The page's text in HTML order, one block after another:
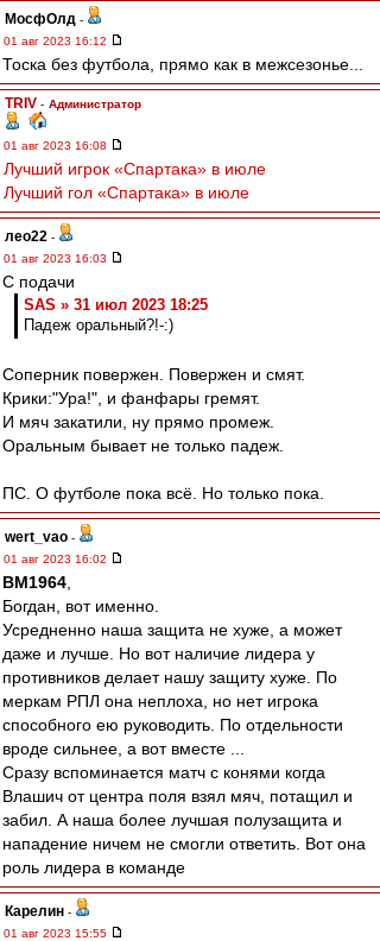
МосфОлд -
01 авг 2023 16:12
Тоска без футбола, прямо как в межсезонье...
TRIV - Администратор
01 авг 2023 16:08
Лучший игрок «Спартака» в июле
Лучший гол «Спартака» в июле
лео22 -
01 авг 2023 16:03
С подачи
SAS » 31 июл 2023 18:25
Падеж оральный?!-:)
Соперник повержен. Повержен и смят.
Крики:"Ура!", и фанфары гремят.
И мяч закатили, ну прямо промеж.
Оральным бывает не только падеж.
ПС. О футболе пока всё. Но только пока.
wert_vao -
01 авг 2023 16:02
BM1964
Богдан, вот именно.
Усредненно наша защита не хуже, а может
даже и лучше. Но вот наличие лидера у
противников делает нашу защиту хуже. По
меркам РПЛ она неплоха, но нет игрока
способного ею руководить. По отдельности
вроде сильнее, а вот вместе ...
Сразу вспоминается матч с конями когда
Влашич от центра поля взял мяч, потащил и
забил. А наша более лучшая полузащита и
нападение ничем не смогли ответить. Вот она
роль лидера в команде
Карелин -
01 авг 2023 15:55